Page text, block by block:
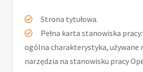
Strona tytułowa.
Pełna karta stanowiska
ogólna charakterystyka, używane
narzędzia na stanowisku pracy